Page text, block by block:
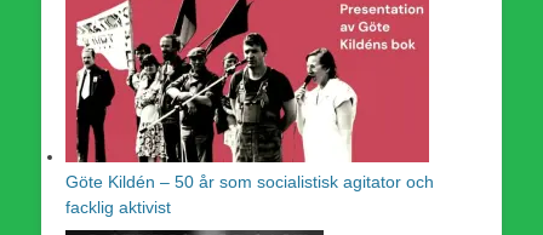
Göte Kildén – 50 år som socialistisk agitator och
facklig aktivist